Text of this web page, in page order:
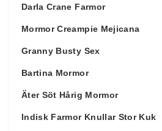
Darla Crane Farmor
Mormor Creampie Mejicana
Granny Busty Sex
Bartina Mormor
Äter Söt Hårig Mormor
Indisk Farmor Knullar Stor Kuk